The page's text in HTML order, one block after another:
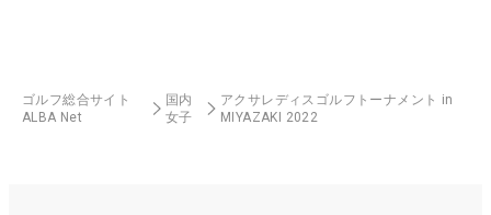
ゴルフ総合サイト
ALBA Net
国内
女子
アクサレディスゴルフトーナメント in
MIYAZAKI 2022